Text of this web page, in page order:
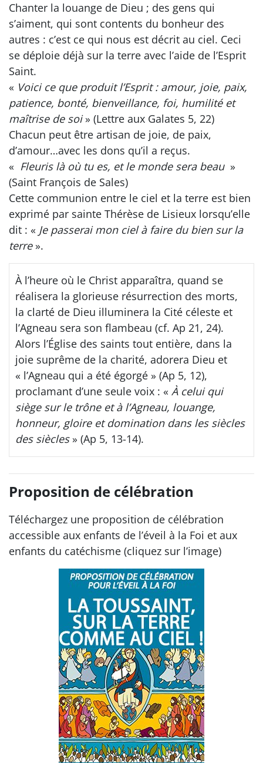
Chanter la louange de Dieu ; des gens qui
s’aiment, qui sont contents du bonheur des
autres : c’est ce qui nous est décrit au ciel. Ceci
se déploie déjà sur la terre avec l’aide de l’Esprit
Saint.
« Voici ce que produit l’Esprit : amour, joie, paix,
patience, bonté, bienveillance, foi, humilité et
maîtrise de soi» (Lettre aux Galates 5, 22)
Chacun peut être artisan de joie, de paix,
d’amour…avec les dons qu’il a reçus.
« Fleuris là où tu es, et le monde sera beau »
(Saint François de Sales)
Cette communion entre le ciel et la terre est bien
exprimé par sainte Thérèse de Lisieux lorsqu’elle
dit : « Je passerai mon ciel à faire du bien sur la
terre».
À l’heure où le Christ apparaîtra, quand se
réalisera la glorieuse résurrection des morts,
la clarté de Dieu illuminera la Cité céleste et
l’Agneau sera son flambeau (cf. Ap 21, 24).
Alors l’Église des saints tout entière, dans la
joie suprême de la charité, adorera Dieu et
« l’Agneau qui a été égorgé » (Ap 5, 12),
proclamant d’une seule voix : « À celui qui
siège sur le trône et à l’Agneau, louange,
honneur, gloire et domination dans les siècles
des siècles» (Ap 5, 13-14).
Proposition de célébration
Téléchargez une proposition de célébration
accessible aux enfants de l’éveil à la Foi et aux
enfants du catéchisme (cliquez sur l’image)